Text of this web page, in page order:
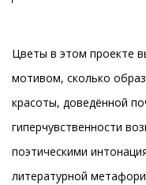
Цветы в этом проекте
мотивом, сколько
красоты, доведённой
гиперчувственности
поэтическими
литературной